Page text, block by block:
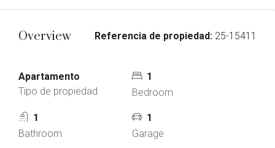
Overview Referencia de propiedad: 25-15411
Apartamento
Tipo de propiedad
1
Bedroom
1
Bathroom
1
Garage